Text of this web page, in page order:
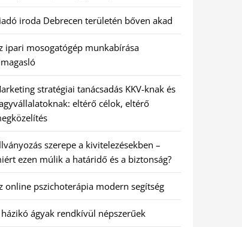
iroda Debrecen területén bőven akad
ipari mosogatógép munkabírása
stratégiai tanácsadás KKV-knak és
eltérő célok, eltérő
szerepe a kivitelezésekben –
ezen múlik a határidő és a biztonság?
online pszichoterápia modern segítség
házikó ágyak rendkívül népszerűek